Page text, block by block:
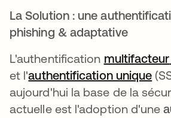
La Solution : une
phishing & adaptative
L'authentification multifacteur
et l'authentification unique
aujourd'hui la base de la
actuelle est l'adoption d'une